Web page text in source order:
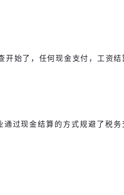
始了，任何现金支付，工资结
过现金结算的方式规避了税务